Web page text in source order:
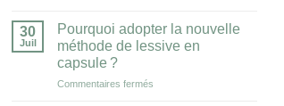
et
astuces
pour
ateliers
de
création
30
Juil
Pourquoi adopter la nouvelle
méthode de lessive en
capsule ?
Commentaires fermés